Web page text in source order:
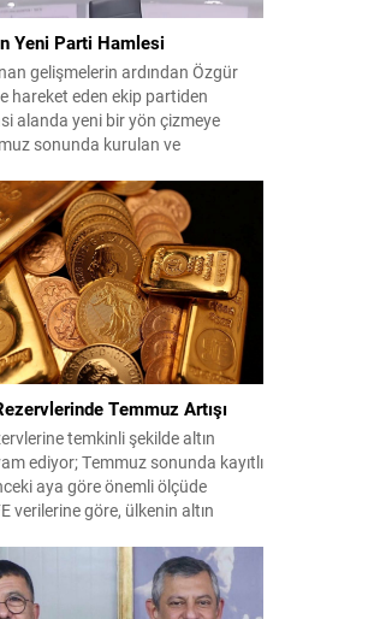
Yeni Parti Hamlesi
gelişmelerin ardından Özgür
hareket eden ekip partiden
alanda yeni bir yön çizmeye
sonunda kurulan ve
medyanın gündemine girdi.
ardından bazı anket sonuçları
partinin tabanda karşılık
gündemi...
Temmuz Artışı
temkinli şekilde altın
ediyor; Temmuz sonunda kayıtlı
aya göre önemli ölçüde
verilerine göre, ülkenin altın
ons seviyesine ulaştı. Bu
alımlarında yıl içinde dikkat
temsil ediyor. Temmuz...